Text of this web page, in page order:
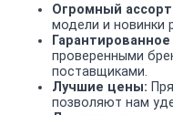
Огромный
модели и новинки
проверенными
поставщиками.
Лучшие цены:
позволяют нам